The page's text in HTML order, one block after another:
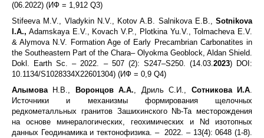
(06.2022) (ИФ = 1,912 Q3)
Stifeeva M.V., Vladykin N.V., Kotov A.B. Salnikova E.B., Sotnikova
I.A., Adamskaya E.V., Kovach V.P., Plotkina Yu.V., Tolmacheva E.V.
& Alymova N.V. Formation Age of Early Precambrian Carbonatites in
the Southeastern Part of the Chara– Olyokma Geoblock, Aldan Shield.
Dokl. Earth Sc. – 2022. – 507 (2): S247–S250. (14.03.2023) DOI:
10.1134/S1028334X22601304) (ИФ = 0,9 Q4)
АлымоваН.В., Воронцов А.А., Дриль С.И., Сотникова И.А.
Источники и механизмы формирования щелочных
редкометалльных гранитов Зашихинского Nb-Ta месторождения
на основе минералогических, геохимических и Nd изотопных
данных Геодинамика и тектонофизика. – 2022. – 13(4): 0648 (1-8).